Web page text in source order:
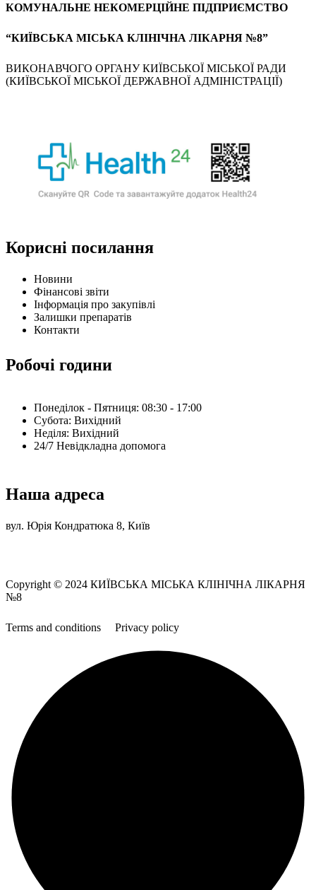
КОМУНАЛЬНЕ НЕКОМЕРЦІЙНЕ ПІДПРИЄМСТВО
“КИЇВСЬКА МІСЬКА КЛІНІЧНА ЛІКАРНЯ №8”
ВИКОНАВЧОГО ОРГАНУ КИЇВСЬКОЇ МІСЬКОЇ РАДИ
(КИЇВСЬКОЇ МІСЬКОЇ ДЕРЖАВНОЇ АДМІНІСТРАЦІЇ)
Корисні посилання
Новини
Фінансові звіти
Інформація про закупівлі
Залишки препаратів
Контакти
Робочі години
Понеділок - Пятниця: 08:30 - 17:00
Субота: Вихідний
Нeділя: Вихідний
24/7 Невідкладна допомога
Наша адреса
вул. Юрія Кондратюка 8, Київ
Copyright © 2024 КИЇВСЬКА МІСЬКА КЛІНІЧНА ЛІКАРНЯ
№8
Terms and conditions Privacy policy